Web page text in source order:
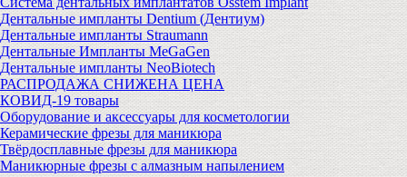
Дентальные импланты Dentium (Дентиум)
Дентальные импланты Straumann
Дентальные Импланты MeGaGen
Дентальные импланты NeoBiotech
РАСПРОДАЖА СНИЖЕНА ЦЕНА
КОВИД-19 товары
Оборудование и аксессуары для косметологии
Керамические фрезы для маникюра
Твёрдосплавные фрезы для маникюра
Маникюрные фрезы с алмазным напылением